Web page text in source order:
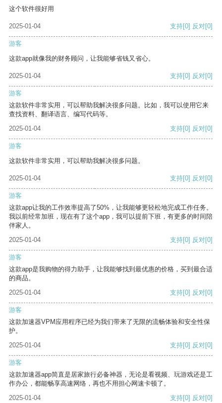
这个软件很好用
2025-01-04 支持[0] 反对[0]
游客
这款app就像我的财务顾问，让我能够省钱又省心。
2025-01-04 支持[0] 反对[0]
游客
这款软件非常实用，可以帮助我解决很多问题。比如，我可以使用它来
查找资料、翻译语言、编写代码等。
2025-01-04
支持[0] 反对[0]
游客
这款软件非常实用，可以帮助我解决很多问题。
2025-01-04 支持[0] 反对[0]
游客
这款app让我的工作效率提高了50%，让我能够更轻松地完成工作任务。
我以前经常加班，现在有了这个app，我可以提前下班，有更多的时间陪
伴家人。
2025-01-04
支持[0] 反对[0]
游客
这款app是我购物的得力助手，让我能够找到最优惠的价格，买到最合适
的商品。
2025-01-04
支持[0] 反对[0]
游客
这款加速器VPM应用程序已经为我们带来了无限的流畅体验和安全性保
护。
2025-01-04
支持[0] 反对[0]
游客
这款加速器app简直是居家旅行必备神器，无论是看视频、玩游戏还是工
作办公，都能畅享高速网络，再也不用担心网速卡顿了。
2025-01-04
支持[0] 反对[0]